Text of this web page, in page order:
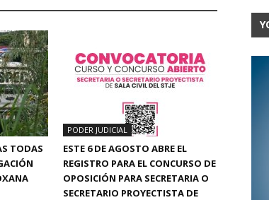
TODAS
PODER JUDICIAL
ESTE 6 DE AGOSTO ABRE EL
REGISTRO PARA EL CONCURSO DE
OPOSICIÓN PARA SECRETARIA O
SECRETARIO PROYECTISTA DE